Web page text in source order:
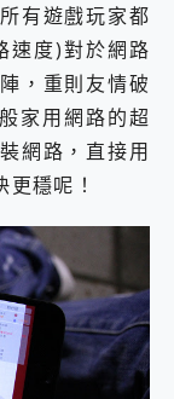
有遊戲玩家都
速度)對於網路
，重則友情破
家用網路的超
網路，直接用
穩呢！